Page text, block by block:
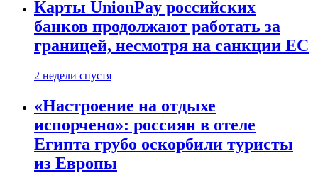
Карты UnionPay российских
банков продолжают работать за
границей, несмотря на санкции ЕС
2 недели спустя
«Настроение на отдыхе
испорчено»: россиян в отеле
Египта грубо оскорбили туристы
из Европы